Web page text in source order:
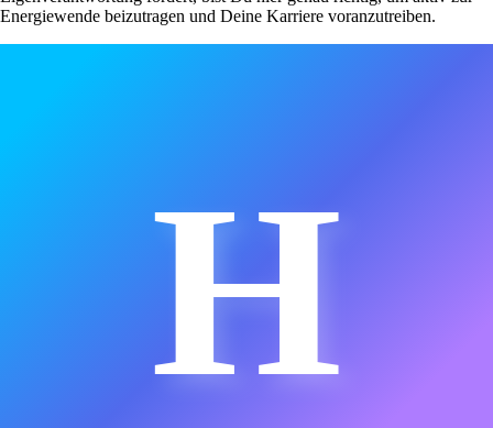
Energiewende beizutragen und Deine Karriere voranzutreiben.
H